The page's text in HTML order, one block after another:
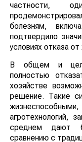
частности,
болезням,
подтвердило
условиях отказа
В общем и
полностью
хозяйстве
решение. Такие
агротехнологий,
среднем дают
сравнению с